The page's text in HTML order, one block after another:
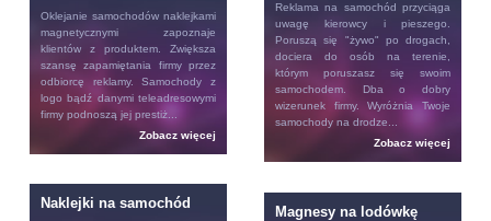
Oklejanie samochodów naklejkami
magnetycznymi zapoznaje
klientów z produktem. Zwiększa
szansę zapamiętania firmy przez
odbiorcę reklamy. Samochody z
logo bądź danymi teleadresowymi
firmy podnoszą jej prestiż...
Zobacz więcej
Reklama na samochód przyciąga
uwagę kierowcy i pieszego.
Poruszą się "żywo" po drogach,
dociera do osób na terenie,
którym poruszasz się swoim
samochodem. Dba o dobry
wizerunek firmy. Wyróżnia Twoje
samochody na drodze...
Zobacz więcej
Naklejki na samochód Magnesy na lodówkę